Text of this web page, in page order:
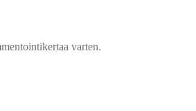
varten.